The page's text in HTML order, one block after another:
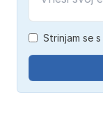
Strinjam se s